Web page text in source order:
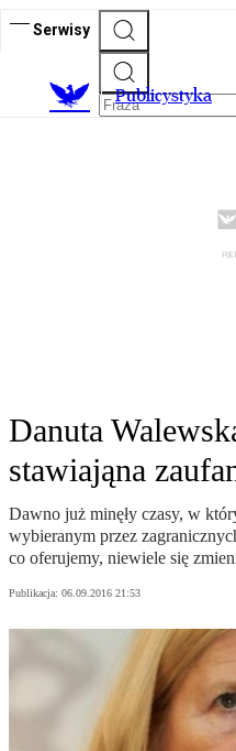
Serwisy
Publicystyka
Danuta
stawiająna
Dawno już minęły czasy, w
wybieranym przez
co oferujemy, niewiele się
Publikacja: 06.09.2016 21:53